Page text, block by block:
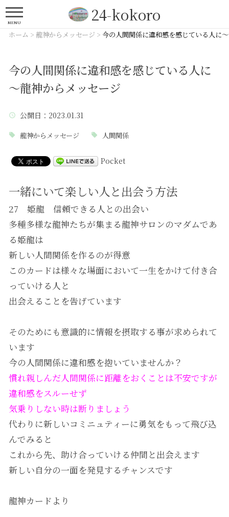
24-kokoro
MENU
ホーム > 龍神からメッセージ > 今の人間関係に違和感を感じている人に
今の人間関係に違和感を感じている人に
～龍神からメッセージ
公開日 ：2023.01.31
龍神からメッセージ 人間関係
Pocket
一緒にいて楽しい人と出会う方法
27 姫龍 信頼できる人との出会い
多種多様な龍神たちが集まる龍神サロンのマダムであ
る姫龍は
新しい人間関係を作るのが得意
このカードは様々な場面において一生をかけて付き合
っていける人と
出会えることを告げています
そのためにも意識的に情報を摂取する事が求められて
います
今の人間関係に違和感を抱いていませんか？
慣れ親しんだ人間関係に距離をおくことは不安ですが
違和感をスルーせず
気乗りしない時は断りましょう
代わりに新しいコミニュティーに勇気をもって飛び込
んでみると
これから先、助け合っていける仲間と出会えます
新しい自分の一面を発見するチャンスです
龍神カードより